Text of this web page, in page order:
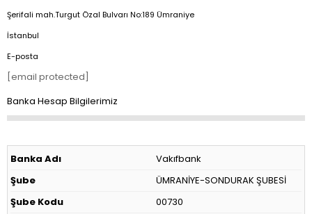
Şerifali mah.Turgut Özal Bulvarı No:189 Ümraniye
İstanbul
E-posta
[email protected]
Banka Hesap Bilgilerimiz
Banka Adı
Vakıfbank
Şube
ÜMRANİYE-SONDURAK ŞUBESİ
Şube Kodu
00730